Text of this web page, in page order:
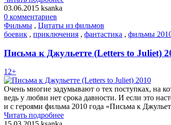
03.06.2015 ksanka
0 комментариев
Фильмы , Цитаты из фильмов
боевик , приключения , фантастика , фильмы
Письма к Джульетте (Letters to Juliet)
12+
Очень многие задумывают о тех поступках, на
ведь у любви нет срока давности. И если это
и с героями фильма 2010 года «Письма к
Читать подробнее